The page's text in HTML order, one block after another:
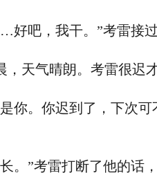
，我干。”考雷接过
气晴朗。考雷很迟才
。你迟到了，下次可
”考雷打断了他的话，